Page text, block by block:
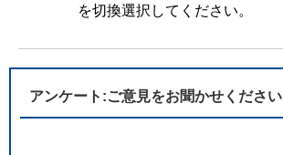
を切換選択してください。
アンケート:ご意見をお聞かせください